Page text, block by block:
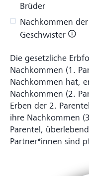
Brüder
Nachkommen der
Geschwister
Die gesetzliche
Nachkommen (1.
Nachkommen hat,
Nachkommen (2.
Erben der 2.
ihre Nachkommen
Parentel,
Partner*innen sind